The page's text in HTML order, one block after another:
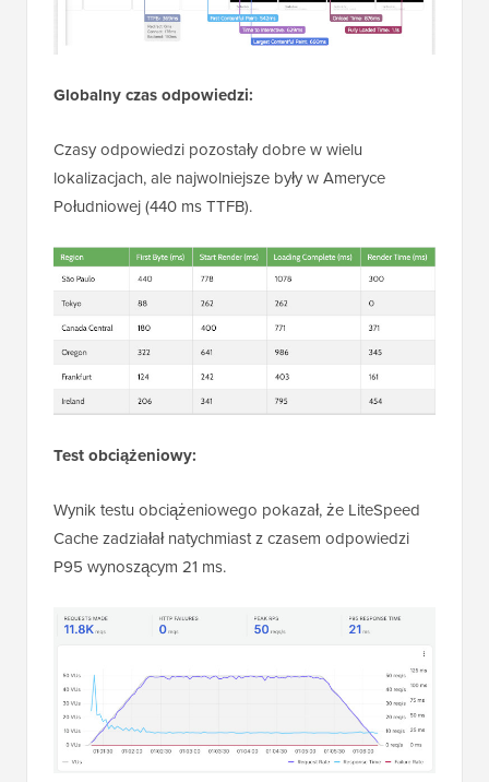
Globalny czas odpowiedzi:
Czasy odpowiedzi pozostały dobre w wielu
lokalizacjach, ale najwolniejsze były w Ameryce
Południowej (440 ms TTFB).
Test obciążeniowy:
Wynik testu obciążeniowego pokazał, że LiteSpeed
Cache zadziałał natychmiast z czasem odpowiedzi
P95 wynoszącym 21 ms.